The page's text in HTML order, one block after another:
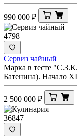
990 000 ₽
4798
Сервиз чайный
Марка в тесте
Батенина). Начало
2 500 000 ₽
36847